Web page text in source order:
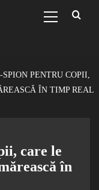
Menu
PENTRU COPII,
ÎN TIMP REAL
care le
în